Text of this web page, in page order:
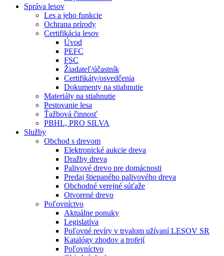
Správa lesov
Les a jeho funkcie
Ochrana prírody
Certifikácia lesov
Úvod
PEFC
FSC
Žiadateľ/účastník
Certifikáty/osvedčenia
Dokumenty na stiahnutie
Materiály na stiahnutie
Pestovanie lesa
Ťažbová činnosť
PBHL, PRO SILVA
Služby
Obchod s drevom
Elektronické aukcie dreva
Dražby dreva
Palivové drevo pre domácnosti
Predaj štiepaného palivového dreva
Obchodné verejné súťaže
Otvorené drevo
Poľovníctvo
Aktuálne ponuky
Legislatíva
Poľovné revíry v trvalom užívaní LESOV SR
Katalógy zhodov a trofejí
Poľovníctvo